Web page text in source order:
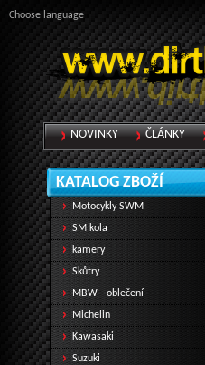
KATALOG ZBOŽÍ
Motocykly SWM
SM kola
kamery
Skůtry
MBW - oblečení
Michelin
Kawasaki
Suzuki
NOVINKY ČLÁNKY
Choose language